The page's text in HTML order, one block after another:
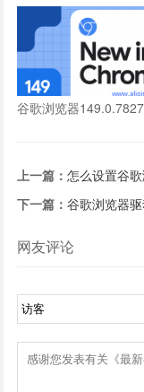
载
谷歌浏览器
上一篇：怎么设置谷
下一篇：谷歌浏览器
网友评论